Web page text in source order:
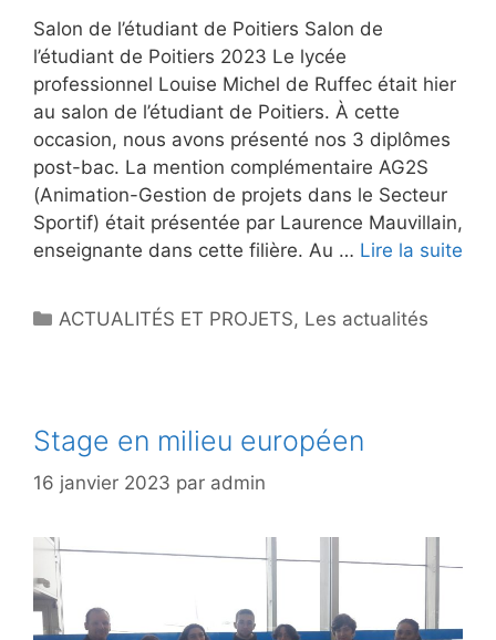
Salon de l’étudiant de Poitiers Salon de
l’étudiant de Poitiers 2023 Le lycée
professionnel Louise Michel de Ruffec était hier
au salon de l’étudiant de Poitiers. À cette
occasion, nous avons présenté nos 3 diplômes
post-bac. La mention complémentaire AG2S
(Animation-Gestion de projets dans le Secteur
Sportif) était présentée par Laurence Mauvillain,
enseignante dans cette filière. Au … Lire la suite
Catégories
ACTUALITÉS ET PROJETS, Les actualités
Stage en milieu européen
16 janvier 2023 par admin